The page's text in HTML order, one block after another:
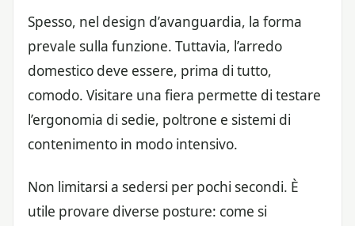
Spesso, nel design d’avanguardia, la forma
prevale sulla funzione. Tuttavia, l’arredo
domestico deve essere, prima di tutto,
comodo. Visitare una fiera permette di testare
l’ergonomia di sedie, poltrone e sistemi di
contenimento in modo intensivo.
Non limitarsi a sedersi per pochi secondi. È
utile provare diverse posture: come si